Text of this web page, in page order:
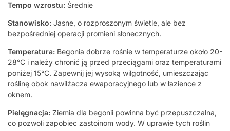
Tempo wzrostu: Średnie
Stanowisko: Jasne, o rozproszonym świetle, ale bez
bezpośredniej operacji promieni słonecznych.
Temperatura: Begonia dobrze rośnie w temperaturze około 20-
28°C i należy chronić ją przed przeciągami oraz temperaturami
poniżej 15°C. Zapewnij jej wysoką wilgotność, umieszczając
roślinę obok nawilżacza ewaporacyjnego lub w łazience z
oknem.
Pielęgnacja: Ziemia dla begonii powinna być przepuszczalna,
co pozwoli zapobiec zastoinom wody. W uprawie tych roślin